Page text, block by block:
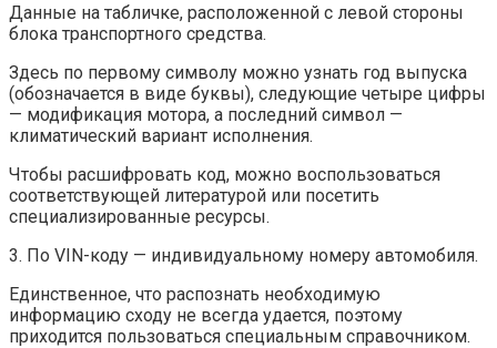
Данные на табличке, расположенной с левой стороны
блока транспортного средства.
Здесь по первому символу можно узнать год выпуска
(обозначается в виде буквы), следующие четыре цифры
— модификация мотора, а последний символ —
климатический вариант исполнения.
Чтобы расшифровать код, можно воспользоваться
соответствующей литературой или посетить
специализированные ресурсы.
3. По VIN-коду — индивидуальному номеру автомобиля.
Единственное, что распознать необходимую
информацию сходу не всегда удается, поэтому
приходится пользоваться специальным справочником.